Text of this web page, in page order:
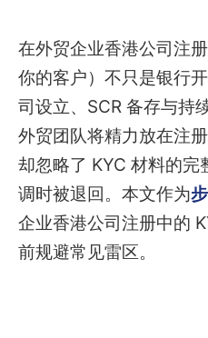
在外贸企业香港公司注
你的客户）不只是银行
司设立、SCR 备存与持
外贸团队将精力放在注
却忽略了 KYC 材料的完
调时被退回。本文作为
企业香港公司注册中的
前规避常见雷区。